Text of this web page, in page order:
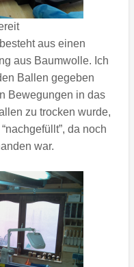
aus einen
aus Baumwolle. Ich
Ballen gegeben
Bewegungen in das
zu trocken wurde,
da noch
war.